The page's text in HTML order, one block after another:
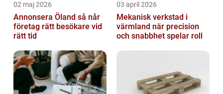
02 maj 2026
Annonsera Öland så når
företag rätt besökare vid
rätt tid
03 april 2026
Mekanisk verkstad i
värmland när precision
och snabbhet spelar roll